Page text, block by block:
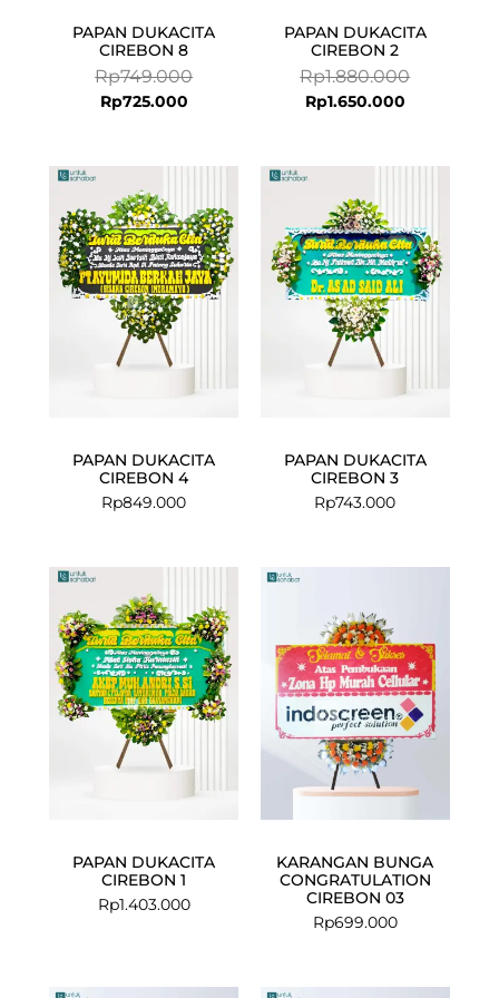
PAPAN DUKACITA
CIREBON 8
Rp749.000
Rp725.000
PAPAN DUKACITA
CIREBON 2
Rp1.880.000
Rp1.650.000
PAPAN DUKACITA
CIREBON 4
Rp849.000
PAPAN DUKACITA
CIREBON 3
Rp743.000
PAPAN DUKACITA
CIREBON 1
Rp1.403.000
KARANGAN BUNGA
CONGRATULATION
CIREBON 03
Rp699.000